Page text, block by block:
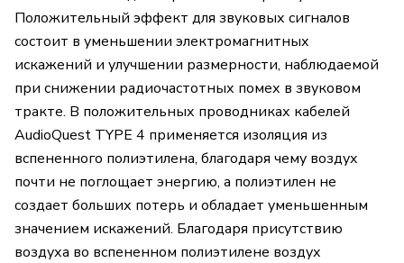
Положительный эффект для звуковых сигналов
состоит в уменьшении электромагнитных
искажений и улучшении размерности, наблюдаемой
при снижении радиочастотных помех в звуковом
тракте. В положительных проводниках кабелей
AudioQuest TYPE 4 применяется изоляция из
вспененного полиэтилена, благодаря чему воздух
почти не поглощает энергию, а полиэтилен не
создает больших потерь и обладает уменьшенным
значением искажений. Благодаря присутствию
воздуха во вспененном полиэтилене воздух